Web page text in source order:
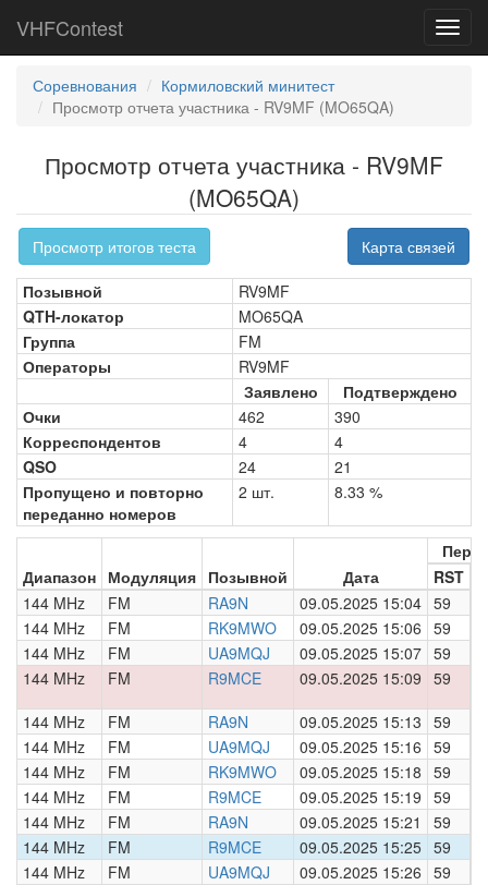
VHFContest
Соревнования
Кормиловский минитест
Просмотр отчета участника - RV9MF (MO65QA)
Просмотр отчета участника - RV9MF
(MO65QA)
Просмотр итогов теста Карта связей
Позывной
RV9MF
QTH-локатор
MO65QA
Группа
FM
Операторы
RV9MF
Заявлено
Подтверждено
Очки
462
390
Корреспондентов
4
4
QSO
24
21
Пропущено и повторно
переданно номеров
2 шт. 8.33 %
Диапазон Модуляция Позывной Дата
RST
144 MHz
FM RA9N 09.05.2025 15:04 59
144 MHz
FM RK9MWO 09.05.2025 15:06 59
144 MHz
FM UA9MQJ 09.05.2025 15:07 59
144 MHz
FM R9MCE 09.05.2025 15:09 59
144 MHz
FM RA9N 09.05.2025 15:13 59
144 MHz
FM UA9MQJ 09.05.2025 15:16 59
144 MHz
FM RK9MWO 09.05.2025 15:18 59
144 MHz
FM R9MCE 09.05.2025 15:19 59
144 MHz
FM RA9N 09.05.2025 15:21 59
144 MHz
FM R9MCE 09.05.2025 15:25 59
144 MHz
FM UA9MQJ 09.05.2025 15:26 59